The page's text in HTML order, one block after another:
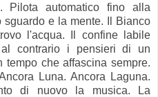
Pilota automatico fino alla
e la mente. Il Bianco
l'acqua. Il confine labile
al contrario i pensieri di un
tempo che affascina sempre.
Luna. Ancora Laguna.
di nuovo la musica. La